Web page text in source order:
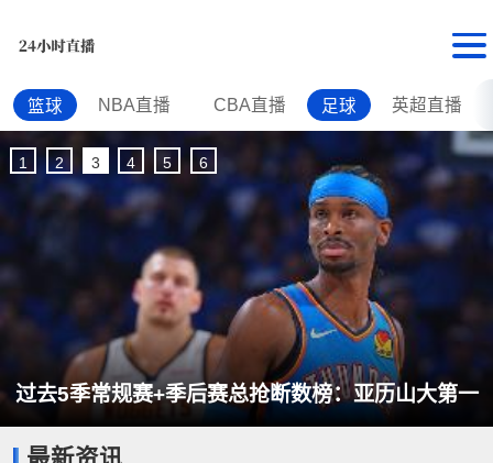
篮球 NBA直播 CBA直播 足球 英超直播
过去5季常规赛+季后赛总抢断数榜：亚历山大第一
1 2 3 4 5 6